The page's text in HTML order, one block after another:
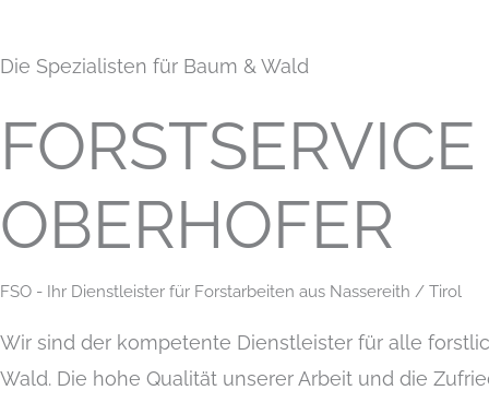
Die Spezialisten für Baum & Wald
FORSTSERVICE
OBERHOFER
FSO - Ihr Dienstleister für Forstarbeiten aus Nassereith / Tirol
Wir sind der kompetente Dienstleister für alle
Wald. Die hohe Qualität unserer Arbeit und die